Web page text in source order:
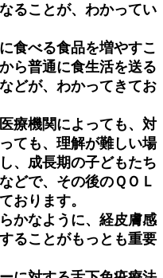
ることが、わかってい
食べる食品を増やすこ
ら普通に食生活を送る
どが、わかってきてお
療機関によっても、対
ても、理解が難しい場
、成長期の子どもたち
どで、その後のＱＯＬ
おります。
かなように、経皮膚感
ることがもっとも重要